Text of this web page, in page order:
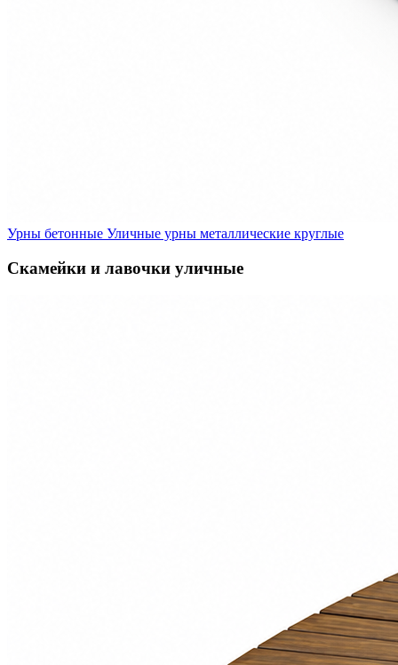
Урны бетонные Уличные урны металлические круглые
Скамейки и лавочки уличные